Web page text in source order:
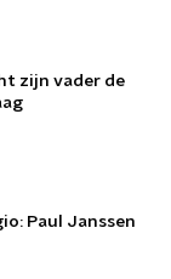
zijn vader de
Paul Janssen